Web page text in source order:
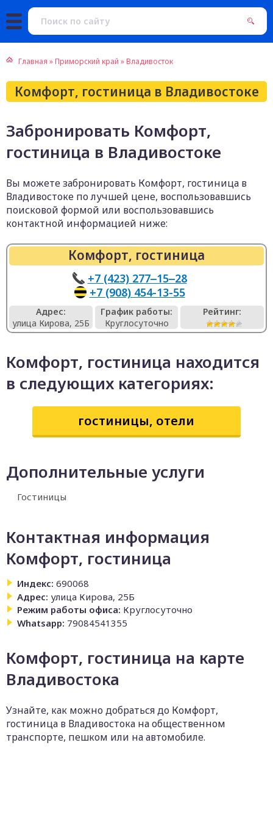
Главная »Приморский край »Владивосток
Комфорт, гостиница в Владивостоке
Забронировать Комфорт,
гостиница в Владивостоке
Вы можете забронировать Комфорт, гостиница в
Владивостоке по лучшей цене, воспользовавшись
поисковой формой или воспользовавшись
контактной информацией ниже:
Комфорт, гостиница
+7 (423) 277‒15‒28
+7 (908) 454-13-55
Адрес:
улица Кирова, 25Б
График работы:
Круглосуточно
Рейтинг:
Комфорт, гостиница находится
в следующих категориях:
гостиницы, отели
Дополнительные услуги
Гостиницы
Контактная информация
Комфорт, гостиница
Индекс: 690068
Адрес: улица Кирова, 25Б
Режим работы офиса: Круглосуточно
Whatsapp: 79084541355
Комфорт, гостиница на карте
Владивостока
Узнайте, как можно добраться до Комфорт,
гостиница в Владивостока на общественном
транспорте, пешком или на автомобиле.